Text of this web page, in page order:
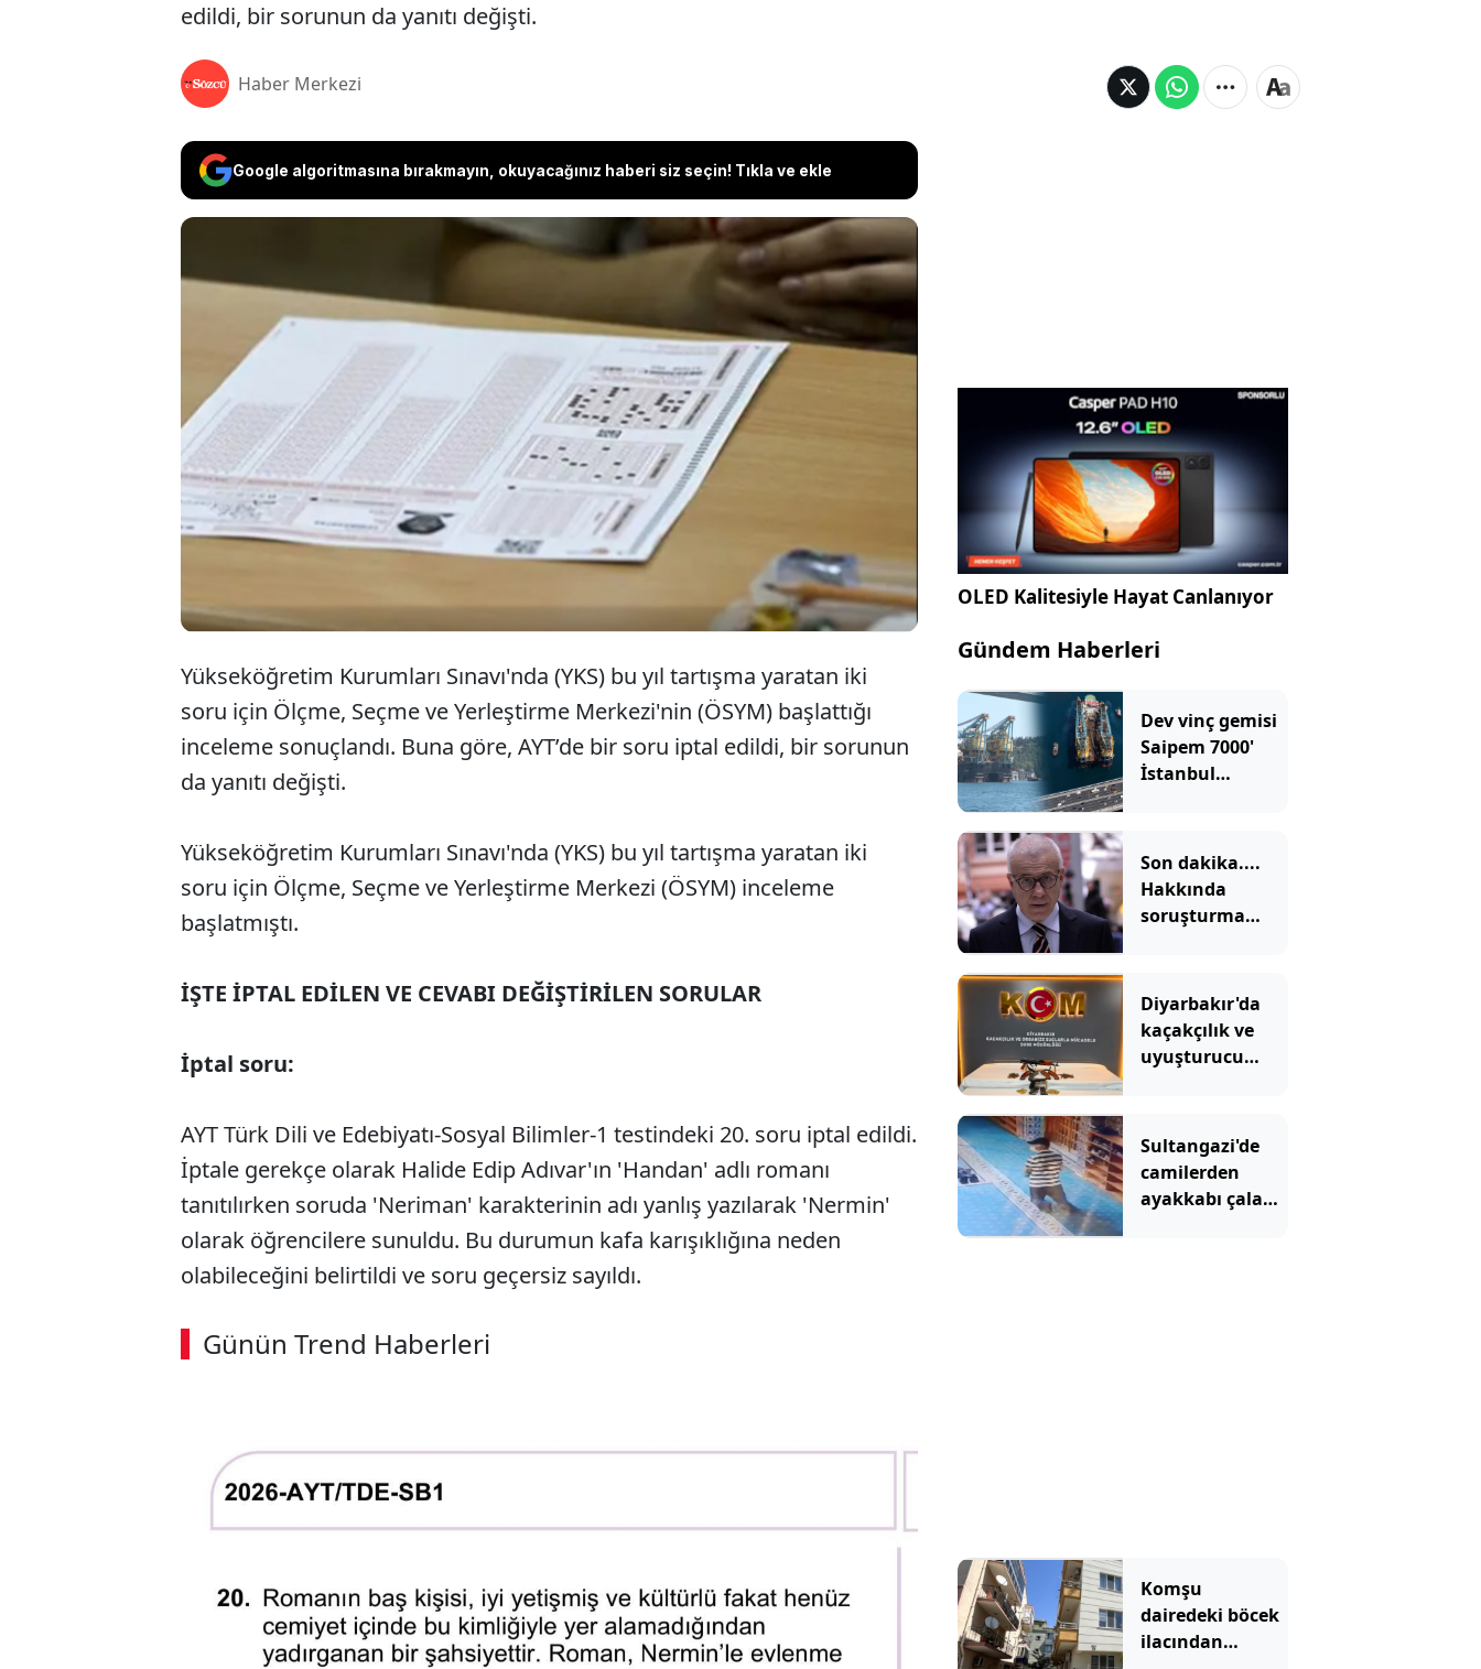
edildi, bir sorunun da yanıtı değişti.
Haber Merkezi
Google algoritmasına bırakmayın, okuyacağınız haberi siz seçin! Tıkla ve ekle
Son dakika haberi... Yükseköğretim Kurumları Sınavı'nda (YKS)
bu yıl tartışma yaratan iki soru için Ölçme, Seçme ve Yerleştirme
Merkezi'nin (ÖSYM) başlattığı inceleme sonuçlandı. Buna göre,
AYT’de bir soru iptal edildi, bir sorunun da yanıtı değişti.
Yükseköğretim Kurumları Sınavı'nda (YKS) bu yıl tartışma yaratan iki
soru için Ölçme, Seçme ve Yerleştirme Merkezi'nin (ÖSYM) başlattığı
inceleme sonuçlandı. Buna göre, AYT’de bir soru iptal edildi, bir sorunun
da yanıtı değişti.
Yükseköğretim Kurumları Sınavı'nda (YKS) bu yıl tartışma yaratan iki
soru için Ölçme, Seçme ve Yerleştirme Merkezi (ÖSYM) inceleme
başlatmıştı.
İŞTE İPTAL EDİLEN VE CEVABI DEĞİŞTİRİLEN SORULAR
İptal soru:
AYT Türk Dili ve Edebiyatı-Sosyal Bilimler-1 testindeki 20. soru iptal edildi.
İptale gerekçe olarak Halide Edip Adıvar'ın 'Handan' adlı romanı
tanıtılırken soruda 'Neriman' karakterinin adı yanlış yazılarak 'Nermin'
olarak öğrencilere sunuldu. Bu durumun kafa karışıklığına neden
olabileceğini belirtildi ve soru geçersiz sayıldı.
Günün Trend Haberleri
OLED Kalitesiyle Hayat Canlanıyor
Gündem Haberleri
Dev vinç gemisi
Saipem 7000'
İstanbul
Son dakika....
Hakkında
soruşturma
adliyede
Diyarbakır'da
kaçakçılık ve
uyuşturucu
Sultangazi'de
camilerden
ayakkabı çalan
Komşu
dairedeki böcek
ilacından